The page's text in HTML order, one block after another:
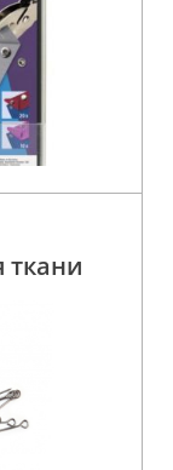
ткани